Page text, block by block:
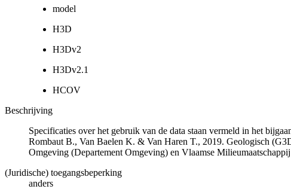
model
H3D
H3Dv2
H3Dv2.1
HCOV
Beschrijving
Specificaties over het gebruik van de data staan vermeld in het
Rombaut B., Van Baelen K. & Van Haren T., 2019. Geologisch
Omgeving (Departement Omgeving) en Vlaamse
(Juridische) toegangsbeperking
anders